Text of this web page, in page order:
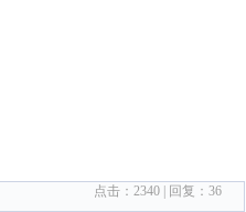
点击： 2340 | 回复： 36